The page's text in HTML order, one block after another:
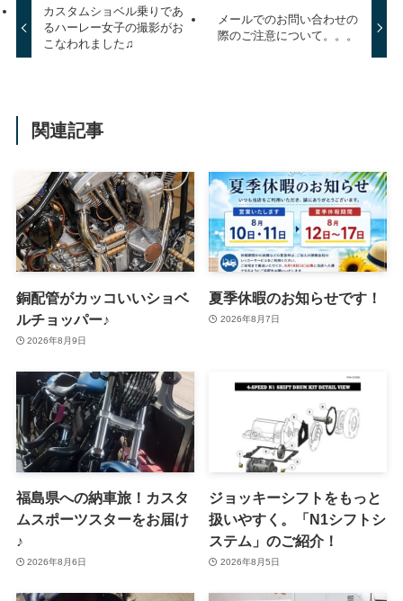
カスタムショベル乗りであ
るハーレー女子の撮影がお
こなわれました♫
メールでのお問い合わせの
際のご注意について。。。
関連記事
銅配管がカッコいいショベ
ルチョッパー♪
2026年8月9日
夏季休暇のお知らせです！
2026年8月7日
福島県への納車旅！カスタ
ムスポーツスターをお届け
♪
2026年8月6日
ジョッキーシフトをもっと
扱いやすく。「N1シフトシ
ステム」のご紹介！
2026年8月5日